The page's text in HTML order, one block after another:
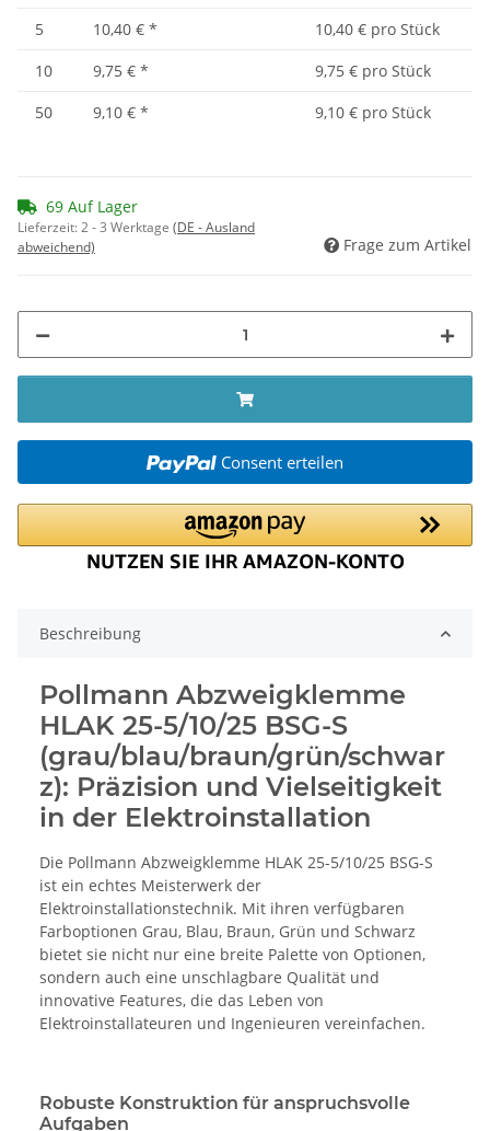
5
10,40 € *
10,40 € pro Stück
10
9,75 € *
9,75 € pro Stück
50
9,10 € * 9,10 € pro Stück
69 Auf Lager
Lieferzeit:2 - 3 Werktage (DE - Ausland
abweichend)
Frage zum Artikel
Consent erteilen
Beschreibung
Pollmann Abzweigklemme
HLAK 25-5/10/25 BSG-S
(grau/blau/braun/grün/schwar
z): Präzision und Vielseitigkeit
in der Elektroinstallation
Die Pollmann Abzweigklemme HLAK 25-5/10/25 BSG-S
ist ein echtes Meisterwerk der
Elektroinstallationstechnik. Mit ihren verfügbaren
Farboptionen Grau, Blau, Braun, Grün und Schwarz
bietet sie nicht nur eine breite Palette von Optionen,
sondern auch eine unschlagbare Qualität und
innovative Features, die das Leben von
Elektroinstallateuren und Ingenieuren vereinfachen.
Robuste Konstruktion für anspruchsvolle
Aufgaben